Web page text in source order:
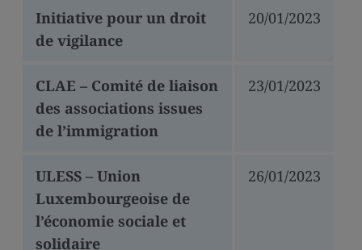
Initiative pour un droit
de vigilance
20/01/2023
CLAE – Comité de liaison
des associations issues
de l’immigration
23/01/2023
ULESS – Union
Luxembourgeoise de
l’économie sociale et
solidaire
26/01/2023